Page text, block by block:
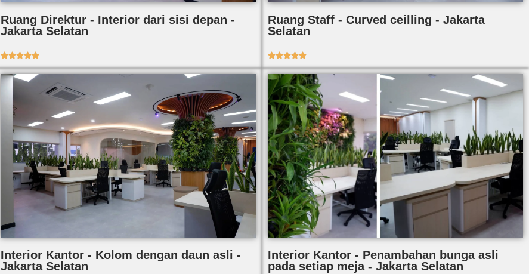
Ruang Direktur - Interior dari sisi depan -
Jakarta Selatan

Ruang Staff - Curved ceilling - Jakarta
Selatan

Interior Kantor - Kolom dengan daun asli -
Jakarta Selatan
Interior Kantor - Penambahan bunga asli
pada setiap meja - Jakarta Selatan